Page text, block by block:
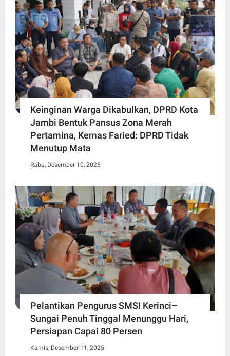
Keinginan Warga Dikabulkan, DPRD Kota
Jambi Bentuk Pansus Zona Merah
Pertamina, Kemas Faried: DPRD Tidak
Menutup Mata
Rabu, Desember 10, 2025
Pelantikan Pengurus SMSI Kerinci–
Sungai Penuh Tinggal Menunggu Hari,
Persiapan Capai 80 Persen
Kamis, Desember 11, 2025